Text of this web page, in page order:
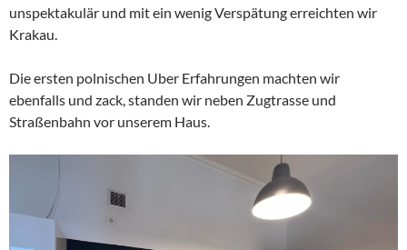
unspektakulär und mit ein wenig Verspätung erreichten wir
Krakau.
Die ersten polnischen Uber Erfahrungen machten wir
ebenfalls und zack, standen wir neben Zugtrasse und
Straßenbahn vor unserem Haus.